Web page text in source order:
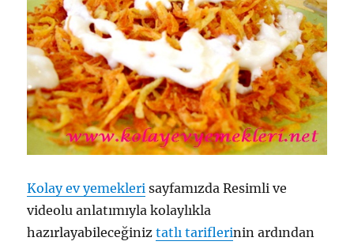
Kolay ev yemekleri sayfamızda Resimli ve
videolu anlatımıyla kolaylıkla
hazırlayabileceğiniztatlı tariflerinin ardından